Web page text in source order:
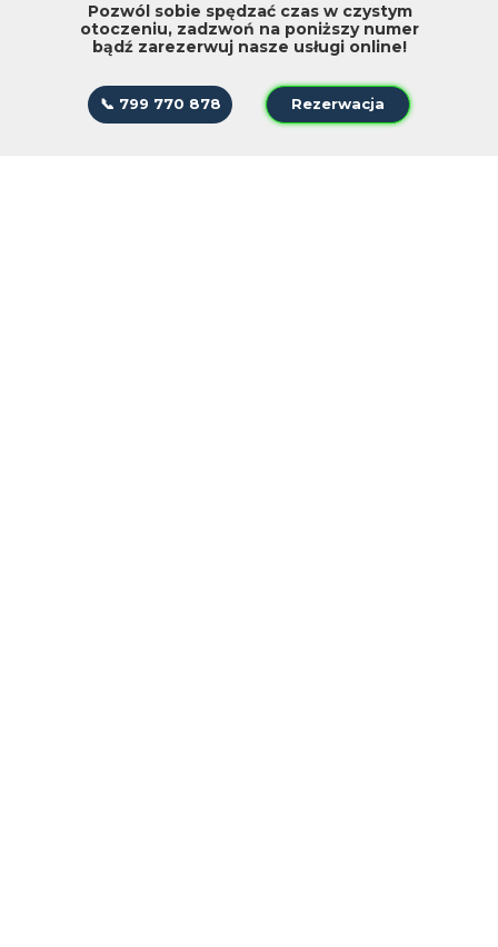
📞 799 770 878 Rezerwacja
Pozwól sobie spędzać czas w czystym
otoczeniu, zadzwoń na poniższy numer
bądź zarezerwuj nasze usługi online!